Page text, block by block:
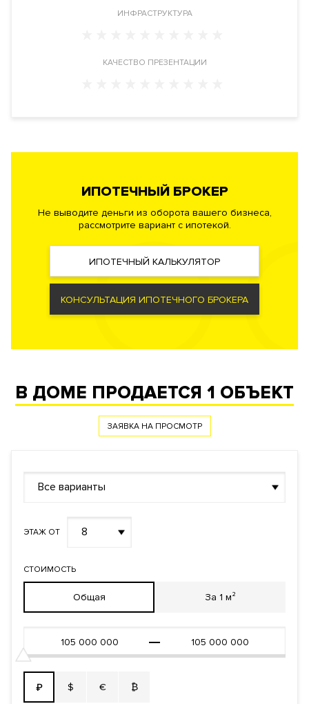
ИНФРАСТРУКТУРА
КАЧЕСТВО ПРЕЗЕНТАЦИИ
ИПОТЕЧНЫЙ БРОКЕР
Не выводите деньги из оборота вашего бизнеса,
рассмотрите вариант с ипотекой.
ИПОТЕЧНЫЙ КАЛЬКУЛЯТОР
КОНСУЛЬТАЦИЯ ИПОТЕЧНОГО БРОКЕРА
В ДОМЕ ПРОДАЕТСЯ 1 ОБЪЕКТ
ЗАЯВКА НА ПРОСМОТР
Все варианты
ЭТАЖ ОТ 8
СТОИМОСТЬ
Общая За 1 м²
₽ $ € ₿